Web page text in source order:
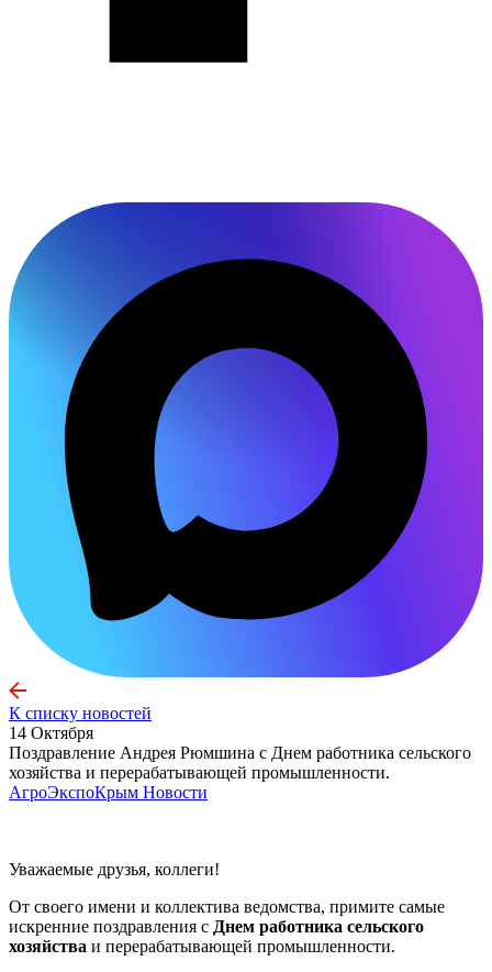
К списку новостей
14 Октября
Поздравление Андрея Рюмшина с Днем работника сельского
хозяйства и перерабатывающей промышленности.
АгроЭкспоКрым Новости
Уважаемые друзья, коллеги!
От своего имени и коллектива ведомства, примите самые
искренние поздравления с Днем работника сельского
хозяйства и перерабатывающей промышленности.